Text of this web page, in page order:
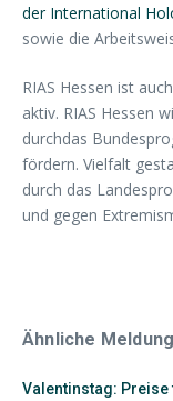
der International
sowie die
RIAS Hessen ist
aktiv. RIAS Hessen
durchdas
fördern. Vielfalt
durch das
und gegen
Ähnliche
Valentinstag: Preise